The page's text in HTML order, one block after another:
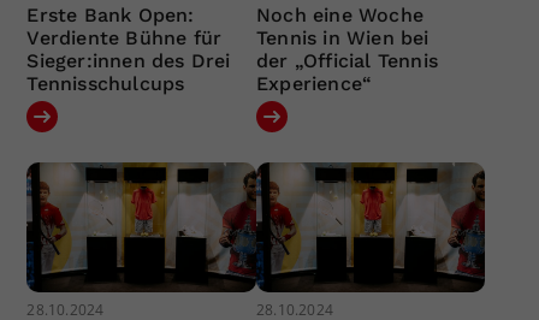
Erste Bank Open:
Verdiente Bühne für
Sieger:innen des Drei
Tennisschulcups
Noch eine Woche
Tennis in Wien bei
der „Official Tennis
Experience“
28.10.2024 28.10.2024